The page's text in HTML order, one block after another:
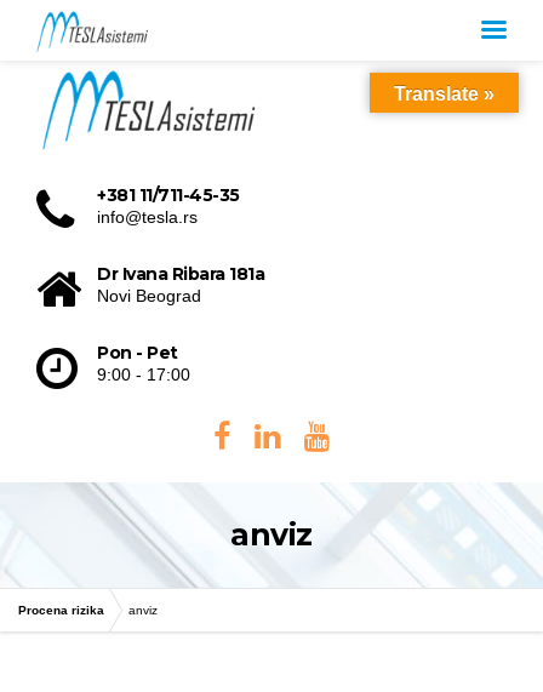
+381 11/711-45-35
info@tesla.rs
Dr Ivana Ribara 181a
Novi Beograd
Pon - Pet
9:00 - 17:00
anviz
Procena rizika anviz
Translate »